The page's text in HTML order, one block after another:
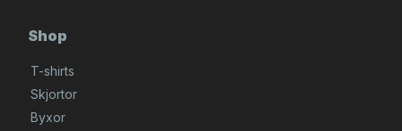
Shop
T-shirts
Skjortor
Byxor